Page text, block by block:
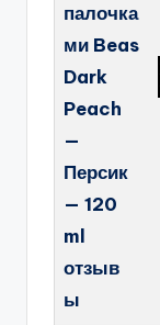
палочка
ми Beas
Dark
Peach
—
Персик
— 120
ml
отзыв
ы